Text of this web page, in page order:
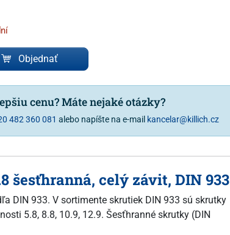
Objednať
cenu? Máte nejaké otázky?
482 360 081 alebo napíšte na e-mail kancelar@killich.cz
šesťhranná, celý závit, DIN 933
DIN 933. V sortimente skrutiek DIN 933 sú skrutky
5.8, 8.8, 10.9, 12.9. Šesťhranné skrutky (DIN